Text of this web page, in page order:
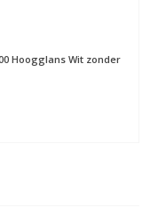
Hoogglans Wit zonder